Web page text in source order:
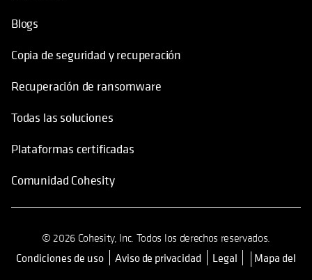
Blogs
Copia de seguridad y recuperación
Recuperación de ransomware
Todas las soluciones
Plataformas certificadas
Comunidad Cohesity
© 2026 Cohesity, Inc. Todos los derechos reservados.
Condiciones de uso se abre en una pestaña nueva
Aviso de privacidad Legal
Mapa del